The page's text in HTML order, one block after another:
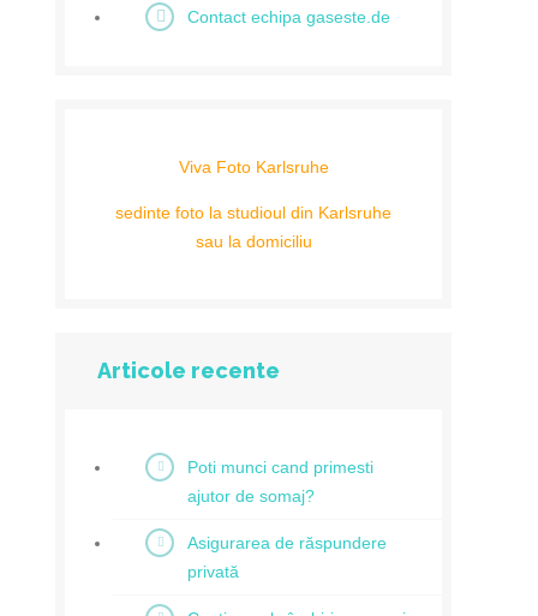
Contact echipa gaseste.de
Viva Foto Karlsruhe
sedinte foto la studioul din Karlsruhe
sau la domiciliu
Articole recente
Poti munci cand primesti
ajutor de somaj?
Asigurarea de răspundere
privată